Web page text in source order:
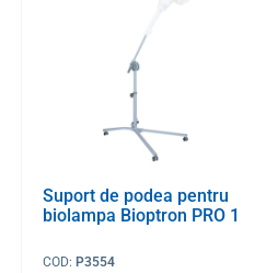
Suport de podea pentru
biolampa Bioptron PRO 1
COD:P3554